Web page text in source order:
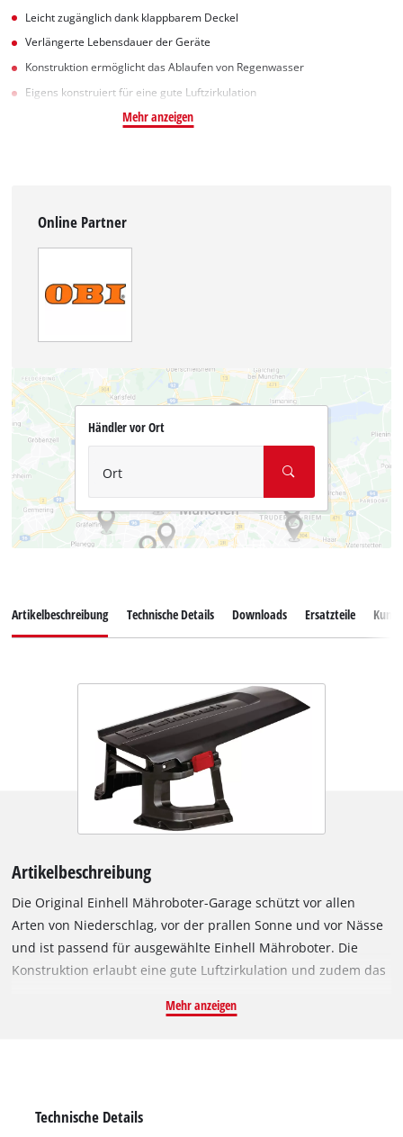
Leicht zugänglich dank klappbarem Deckel
Verlängerte Lebensdauer der Geräte
Konstruktion ermöglicht das Ablaufen von Regenwasser
Eigens konstruiert für eine gute Luftzirkulation
Mehr anzeigen
Online Partner
Händler vor Ort
Ort
Artikelbeschreibung Technische Details Downloads Ersatzteile
Artikelbeschreibung
Die Original Einhell Mähroboter-Garage schützt vor allen
Arten von Niederschlag, vor der prallen Sonne und vor Nässe
und ist passend für ausgewählte Einhell Mähroboter. Die
Konstruktion erlaubt eine gute Luftzirkulation und zudem das
nassen Füßen“ in der Garage steht. Durch den Schutzraum
cm hoch. Die Montage ist denkbar einfach: Acht
Mehr anzeigen
Technische Details